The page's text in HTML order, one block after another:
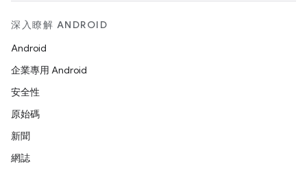
深入瞭解 ANDROID
Android
企業專用 Android
安全性
原始碼
新聞
網誌